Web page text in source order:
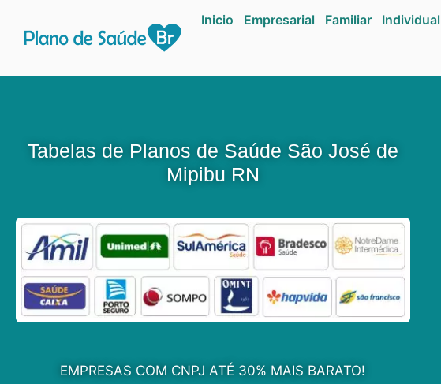
Inicio Empresarial Familiar Individual
Tabelas de Planos de Saúde São José de
Mipibu RN
EMPRESAS COM CNPJ ATÉ 30% MAIS BARATO!